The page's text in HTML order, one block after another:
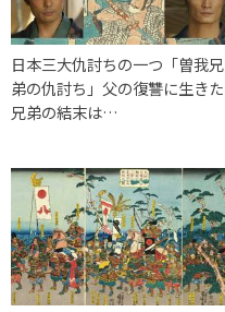
日本三大仇討ちの一つ「曽我兄
弟の仇討ち」父の復讐に生きた
兄弟の結末は…